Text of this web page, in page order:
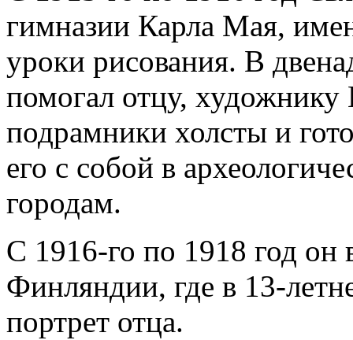
гимназии Карла Мая,
уроки рисования. В
помогал отцу, художнику
подрамники холсты и
его с собой в
городам.
С 1916-го по 1918 год он
Финляндии, где в 13-
портрет отца.